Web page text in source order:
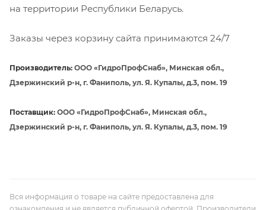
на территории Республики Беларусь.
Заказы через корзину сайта принимаются 24/7
Производитель: ООО «ГидроПрофСнаб», Минская обл.,
Дзержинский р-н, г. Фаниполь, ул. Я. Купалы, д.3, пом. 19
Поставщик: ООО «ГидроПрофСнаб», Минская обл.,
Дзержинский р-н, г. Фаниполь, ул. Я. Купалы, д.3, пом. 19
Вся информация о товаре на сайте предоставлена для